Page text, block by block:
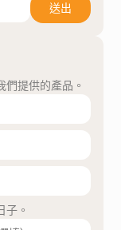
送出
提供的產品。
子。